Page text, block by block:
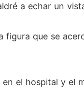
a echar un
que se
el hospital y el